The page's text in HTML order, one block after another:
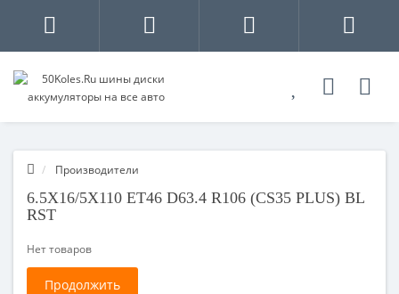
Производители
6.5X16/5X110 ET46 D63.4 R106 (CS35 PLUS) BL
RST
Нет товаров
Продолжить